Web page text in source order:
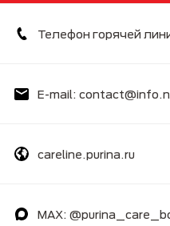
Телефон горячей
E-mail:
careline.purina.ru
MAX: